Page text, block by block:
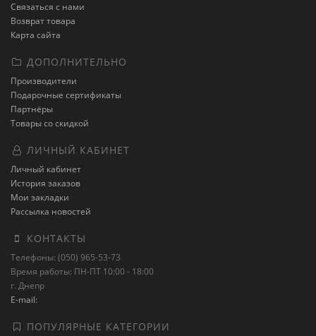
Связаться с нами
Возврат товара
Карта сайта
ДОПОЛНИТЕЛЬНО
Производители
Подарочные сертификаты
Партнёры
Товары со скидкой
ЛИЧНЫЙ КАБИНЕТ
Личный кабинет
История заказов
Мои закладки
Рассылка новостей
КОНТАКТЫ
Телефоны: (050) 965-53-73
Время работы: ПН-ПТ 10:00 - 18:00
г. Днепр
E-mail:
ПОПУЛЯРНЫЕ КАТЕГОРИИ